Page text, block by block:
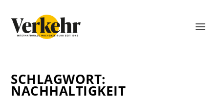
SCHLAGWORT:
NACHHALTIGKEIT